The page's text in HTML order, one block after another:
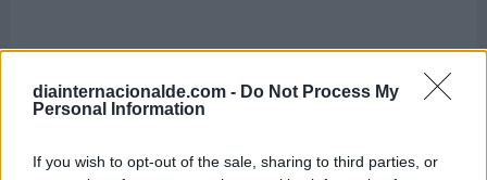
diainternacionalde.com - Do Not Process My
Personal Information
If you wish to opt-out of the sale, sharing to third parties, or